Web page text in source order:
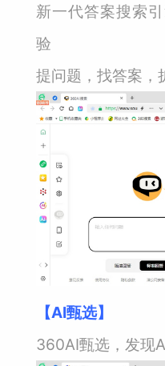
新一代答案搜索
验
提问题，找答案，
【AI甄选】
360AI甄选，发现